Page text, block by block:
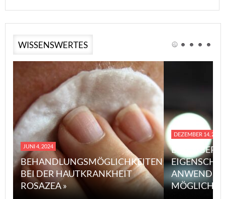
WISSENSWERTES
JUNI 4, 2024
BEHANDLUNGSMÖGLICHKEITEN
BEI DER HAUTKRANKHEIT
ROSAZEA »
DEZEMBER 14, 2023
EINE
MÖGLICHE